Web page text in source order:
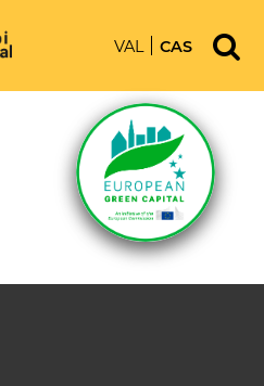
VAL CAS